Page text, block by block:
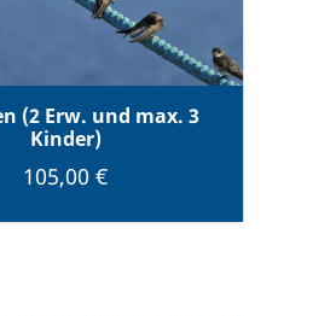
(2 Erw. und max. 3
Kinder)
105,00 €